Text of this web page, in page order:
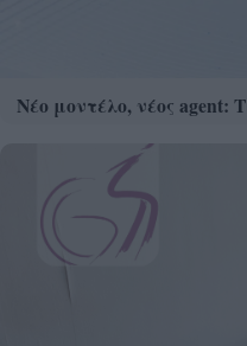
Νέο μοντέλο, νέος agent: